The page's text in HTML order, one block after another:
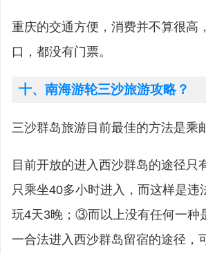
重庆的交通方便，消费并不算很
口，都没有门票。
十、南海游轮三沙旅游攻略？
三沙群岛旅游目前最佳的方法是乘
目前开放的进入西沙群岛的途径
只乘坐40多小时进入，而这样是
玩4天3晚；③而以上没有任何一种
一合法进入西沙群岛留宿的途径，